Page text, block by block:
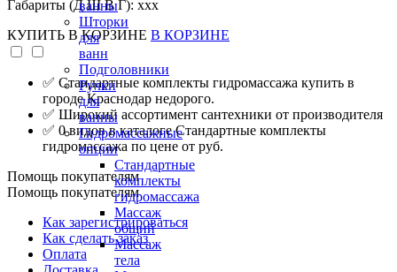
ванны
Шторки
для
ванн
Подголовники
Ручки
для
ванны
Гидромассажные
опции
Стандартные
комплекты
гидромассажа
Массаж
общий
Массаж
тела
Габариты (Д Ш В Г): xxx
КУПИТЬ В КОРЗИНЕ В КОРЗИНЕ
✅ Стандартные комплекты гидромассажа купить в
городе Краснодар недорого.
✅ Широкий ассортимент сантехники от производителя
✅ 0 видов в каталоге Стандартные комплекты
гидромассажа по цене от руб.
Помощь покупателям
Помощь покупателям
Как зарегистрироваться
Как сделать заказ
Оплата